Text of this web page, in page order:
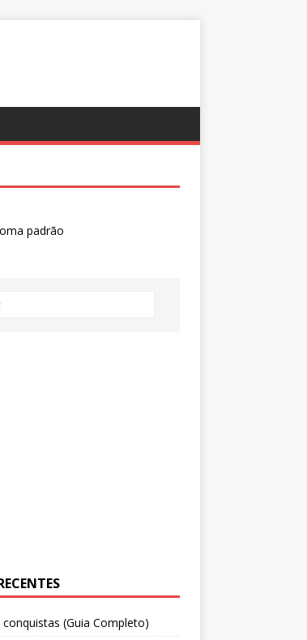
padrão
(Guia Completo)